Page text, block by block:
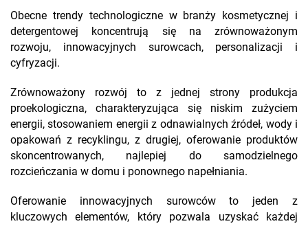
Obecne trendy technologiczne w branży kosmetycznej i
detergentowej koncentrują się na zrównoważonym
rozwoju, innowacyjnych surowcach, personalizacji i
cyfryzacji.
Zrównoważony rozwój to z jednej strony produkcja
proekologiczna, charakteryzująca się niskim zużyciem
energii, stosowaniem energii z odnawialnych źródeł, wody i
opakowań z recyklingu, z drugiej, oferowanie produktów
skoncentrowanych, najlepiej do samodzielnego
rozcieńczania w domu i ponownego napełniania.
Oferowanie innowacyjnych surowców to jeden z
kluczowych elementów, który pozwala uzyskać każdej